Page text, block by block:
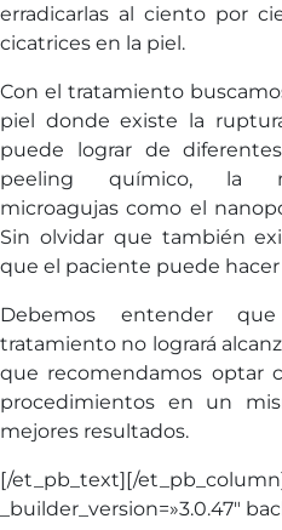
erradicarlas al ciento por
cicatrices en la piel.
Con el tratamiento
piel donde existe la
puede lograr de
peeling químico, la
microagujas como el
Sin olvidar que también
que el paciente puede hacer
Debemos entender
tratamiento no logrará
que recomendamos optar
procedimientos en un
mejores resultados.
[/et_pb_text][/
_builder_version=»3.0.47″